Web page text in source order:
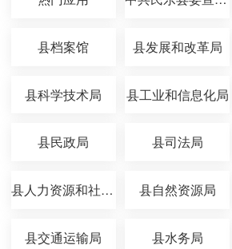
县档案馆 县发展和改革局
县科学技术局 县工业和信息化局
县民政局 县司法局
县人力资源和社会保障局 县自然资源局
县交通运输局 县水务局